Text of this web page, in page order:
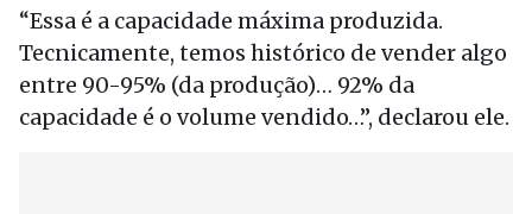
“Essa é a capacidade máxima produzida.
Tecnicamente, temos histórico de vender algo
entre 90-95% (da produção)… 92% da
capacidade é o volume vendido…”, declarou ele.